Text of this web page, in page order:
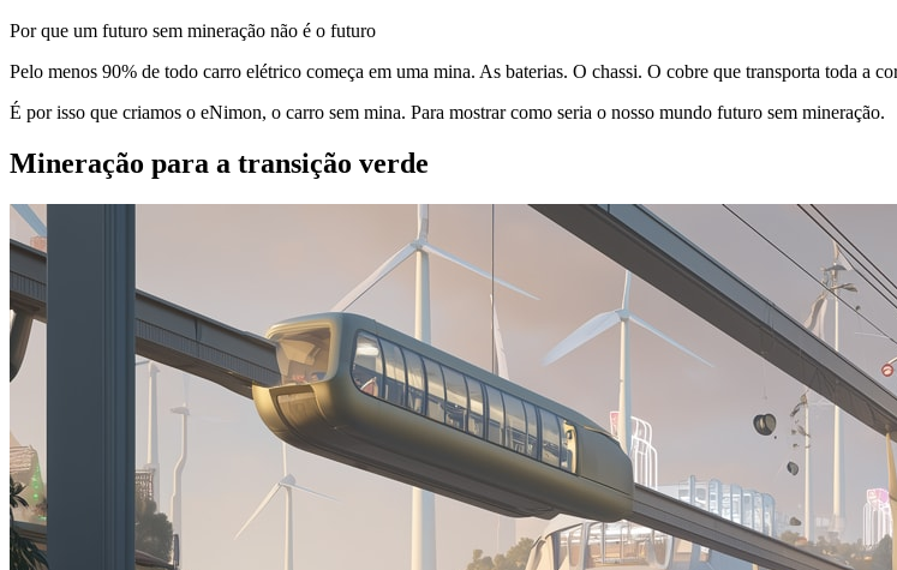
Por que um futuro sem mineração não é o futuro
Pelo menos 90% de todo carro elétrico começa em uma mina. As baterias. O chassi. O cobre que transporta toda a
É por isso que criamos o eNimon, o carro sem mina. Para mostrar como seria o nosso mundo futuro sem mineração.
Mineração para a transição verde